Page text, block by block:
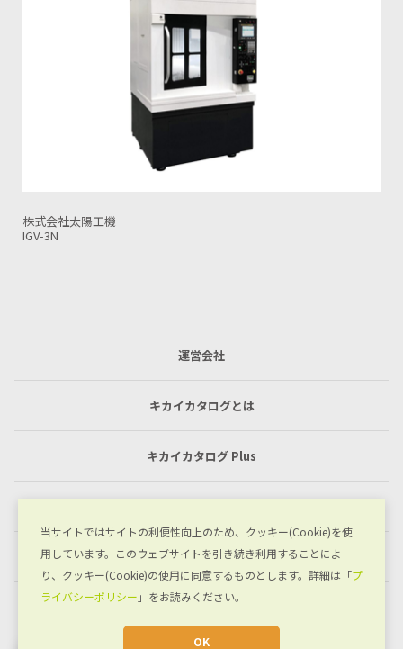
株式会社太陽工機
運営会社
キカイカタログとは
キカイカタログ Plus
プライバシーポリシー
お問い合わせ
当サイトではサイトの利便性向上のため、クッキー(Cookie)を使
用しています。このウェブサイトを引き続き利用することによ
り、クッキー(Cookie)の使用に同意するものとします。詳細は「プ
ライバシーポリシー 」をお読みください。
OK